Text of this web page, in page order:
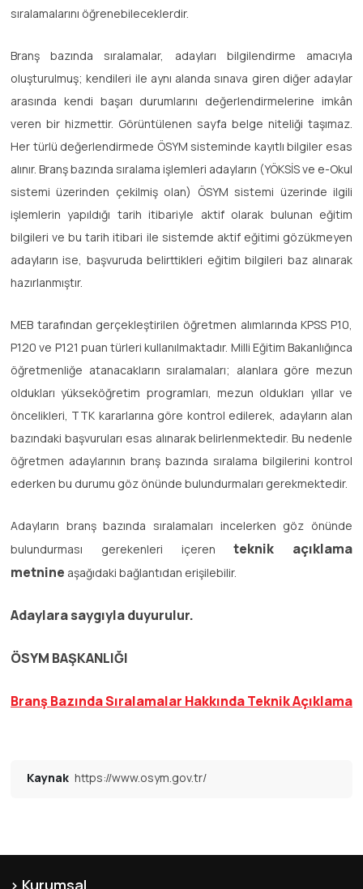
sıralamalarını öğrenebileceklerdir.
Branş bazında sıralamalar, adayları bilgilendirme amacıyla
oluşturulmuş; kendileri ile aynı alanda sınava giren diğer adaylar
arasında kendi başarı durumlarını değerlendirmelerine imkân
veren bir hizmettir. Görüntülenen sayfa belge niteliği taşımaz.
Her türlü değerlendirmede ÖSYM sisteminde kayıtlı bilgiler esas
alınır. Branş bazında sıralama işlemleri adayların (YÖKSİS ve e-Okul
sistemi üzerinden çekilmiş olan) ÖSYM sistemi üzerinde ilgili
işlemlerin yapıldığı tarih itibariyle aktif olarak bulunan eğitim
bilgileri ve bu tarih itibari ile sistemde aktif eğitimi gözükmeyen
adayların ise, başvuruda belirttikleri eğitim bilgileri baz alınarak
hazırlanmıştır.
MEB tarafından gerçekleştirilen öğretmen alımlarında KPSS P10,
P120 ve P121 puan türleri kullanılmaktadır. Milli Eğitim Bakanlığınca
öğretmenliğe atanacakların sıralamaları; alanlara göre mezun
oldukları yükseköğretim programları, mezun oldukları yıllar ve
öncelikleri, TTK kararlarına göre kontrol edilerek, adayların alan
bazındaki başvuruları esas alınarak belirlenmektedir. Bu nedenle
öğretmen adaylarının branş bazında sıralama bilgilerini kontrol
ederken bu durumu göz önünde bulundurmaları gerekmektedir.
Adayların branş bazında sıralamaları incelerken göz önünde
bulundurması gerekenleri içeren
teknik açıklama
metnine aşağıdaki bağlantıdan erişilebilir.
Adaylara saygıyla duyurulur.
ÖSYM BAŞKANLIĞI
Branş Bazında Sıralamalar Hakkında Teknik Açıklama
Kaynak https://www.osym.gov.tr/